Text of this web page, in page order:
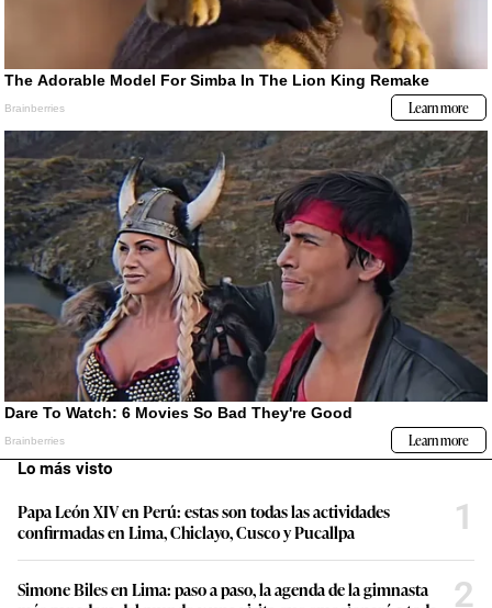
Lo más visto
Papa León XIV en Perú: estas son todas las actividades
confirmadas en Lima, Chiclayo, Cusco y Pucallpa
1
Simone Biles en Lima: paso a paso, la agenda de la gimnasta
2